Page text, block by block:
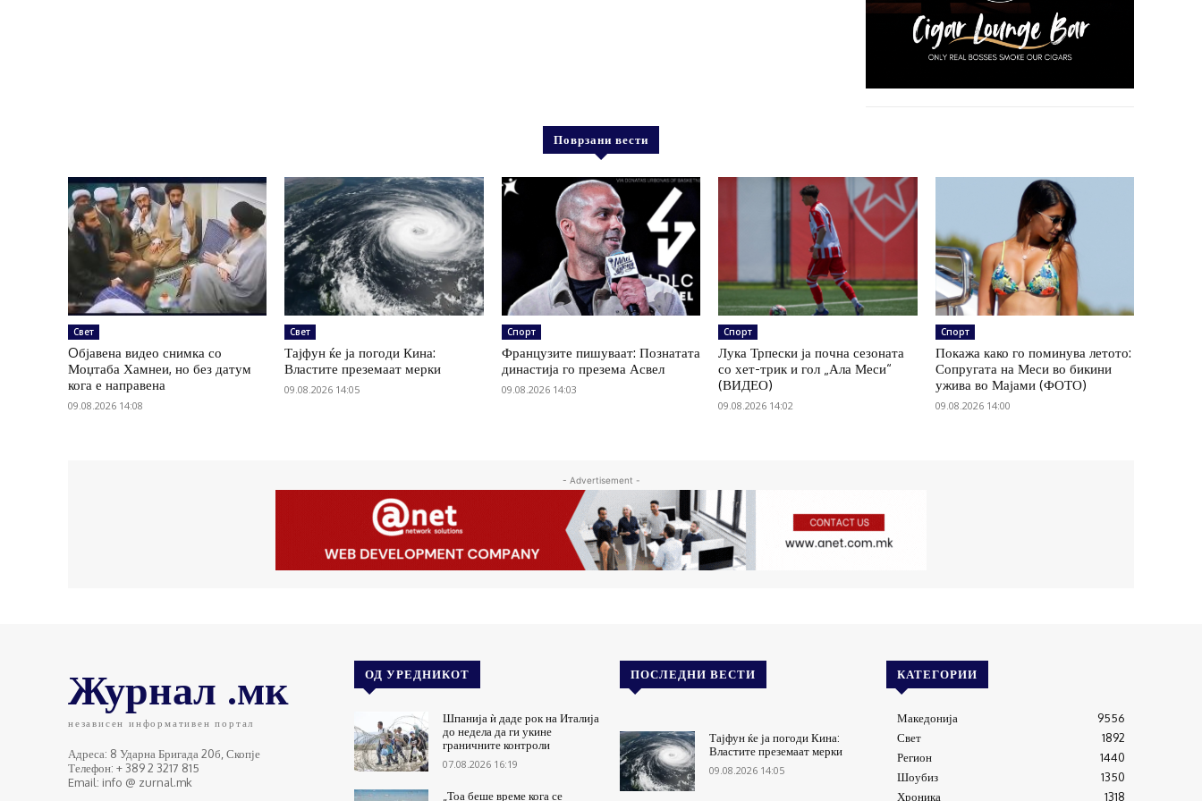
Поврзани вести
Свет
Oбјавена видео снимка со
Моџтаба Хамнеи, но без датум
кога е направена
09.08.2026 14:08
Свет
Тајфун ќе ја погоди Кина:
Властите преземаат мерки
09.08.2026 14:05
Спорт
Французите пишуваат: Познатата
династија го презема Асвел
09.08.2026 14:03
Спорт
Лука Трпески ја почна сезоната
со хет-трик и гол „Ала Меси“
(ВИДЕО)
09.08.2026 14:02
Спорт
Покажа како го поминува летото:
Сопругата на Меси во бикини
ужива во Мајами (ФОТО)
09.08.2026 14:00
- Advertisement -
Журнал .мк
независен информативен портал
Адреса: 8 Ударна Бригада 20б, Скопје
Телефон: + 389 2 3217 815
Email: info @ zurnal.mk
ОД УРЕДНИКОТ
Шпанија ѝ даде рок на Италија
до недела да ги укине
граничните контроли
07.08.2026 16:19
„Тоа беше време кога се
ПОСЛЕДНИ ВЕСТИ
Тајфун ќе ја погоди Кина:
Властите преземаат мерки
09.08.2026 14:05
КАТЕГОРИИ
Македонија
9556
Свет
1892
Регион
1440
Шоубиз
1350
Хроника
1318